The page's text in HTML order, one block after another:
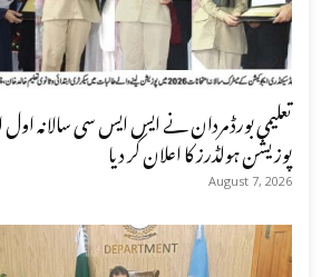
پوزیشن ہولڈرز کا اعلان کر دیا
August 7, 2026